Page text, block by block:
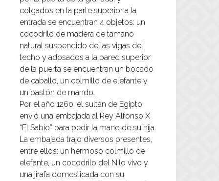
colgados en la parte superior a la
entrada se encuentran 4 objetos: un
cocodrilo de madera de tamaño
natural suspendido de las vigas del
techo y adosados a la pared superior
de la puerta se encuentran un bocado
de caballo, un colmillo de elefante y
un bastón de mando.
Por el año 1260, el sultán de Egipto
envió una embajada al Rey Alfonso X
“El Sabio” para pedir la mano de su hija.
La embajada trajo diversos presentes,
entre ellos: un hermoso colmillo de
elefante, un cocodrilo del Nilo vivo y
una jirafa domesticada con su